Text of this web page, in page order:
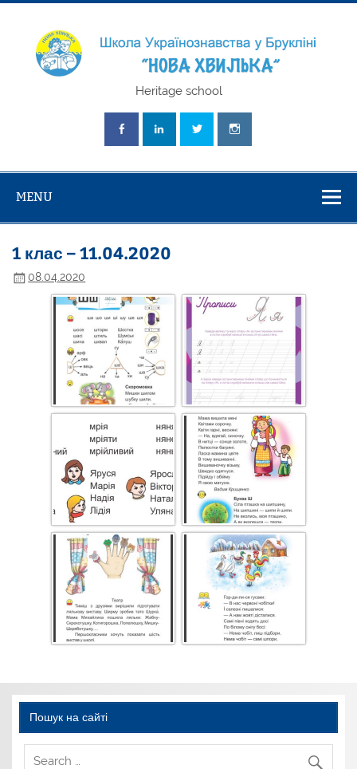
Skip
"Нова
Heritage school
MENU
1 клас – 11.04.2020
08.04.2020
Пошук на сайті